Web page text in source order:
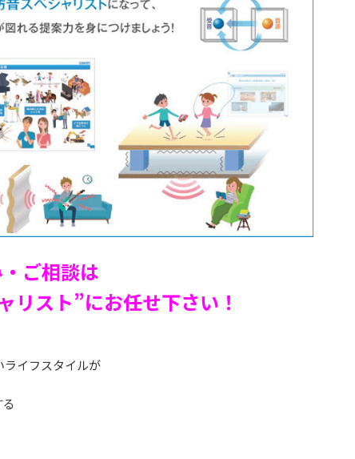
ご相談は
リスト”にお任せ下さい！
ライフスタイルが